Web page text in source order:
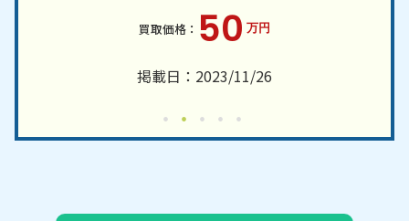
50 万円
掲載日：2023/11/26